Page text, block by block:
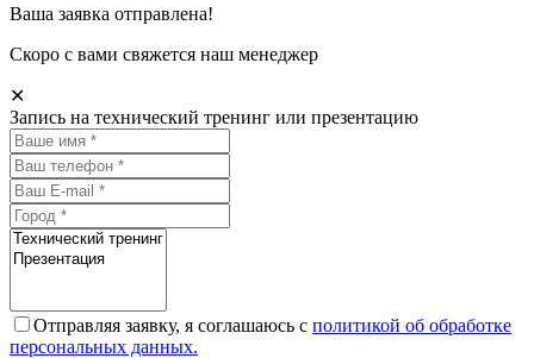
Ваша заявка отправлена!
Скоро с вами свяжется наш менеджер
✕
Запись на технический тренинг или презентацию
Отправляя заявку, я соглашаюсь с политикой об обработке
персональных данных.